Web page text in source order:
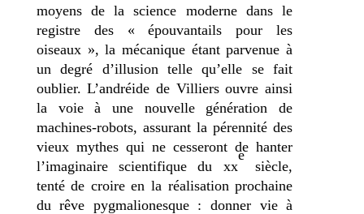
moyens de la science moderne dans le
registre des « épouvantails pour les
oiseaux », la mécanique étant parvenue à
un degré d’illusion telle qu’elle se fait
oublier. L’andréide de Villiers ouvre ainsi
la voie à une nouvelle génération de
machines-robots, assurant la pérennité des
vieux mythes qui ne cesseront de hanter
l’imaginaire scientifique du xx
e
siècle,
tenté de croire en la réalisation prochaine
du rêve pygmalionesque : donner vie à